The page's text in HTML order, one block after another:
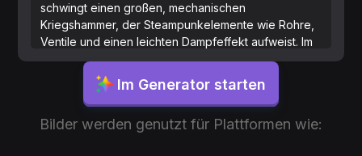
schwingt einen großen, mechanischen
Kriegshammer, der Steampunkelemente wie Rohre,
Ventile und einen leichten Dampfeffekt aufweist. Im
Hintergrund ist eine dunkle, neblige viktorianische
Stadtlandschaft mit Luftschiffen am Himmel zu sehen,
die eine düstere und atmosphärische Kulisse schafft.
Die Farbpalette wird von Grüntönen, Brauntönen
und Messing dominiert, was das Steampunk-
Im Generator starten
Bilder werden genutzt für Plattformen wie: